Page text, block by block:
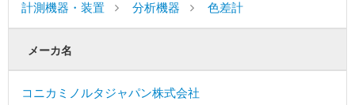
計測機器・装置 分析機器 色差計
メーカ名
コニカミノルタジャパン株式会社